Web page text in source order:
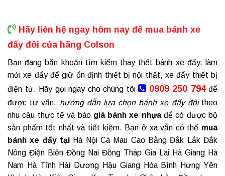
Hãy liên hệ ngay hôm nay để mua bánh xe
đẩy đôi của hãng Colson
Bạn đang băn khoăn tìm kiếm thay thết bánh xe đẩy, làm
mới xe đẩy để giữ ổn định thiết bị nội thất, xe đẩy thiết bị
điện tử. Hãy gọi ngay cho chúng tôi
0909 250 794để
được tư vấn, hướng dẫn lựa chọn bánh xe đẩy đôitheo
nhu cầu thực tế và báo giábánh xe nhựa để có được bộ
sản phẩm tốt nhất và tiết kiệm. Bạn ở xa vẫn có thể mua
bánh xe đẩytại Hà Nội Cà Mau Cao Bằng Đắk Lắk Đắk
Nông Điện Biên Đồng Nai Đồng Tháp Gia Lai Hà Giang Hà
Nam Hà Tĩnh Hải Dương Hậu Giang Hòa Bình Hưng Yên